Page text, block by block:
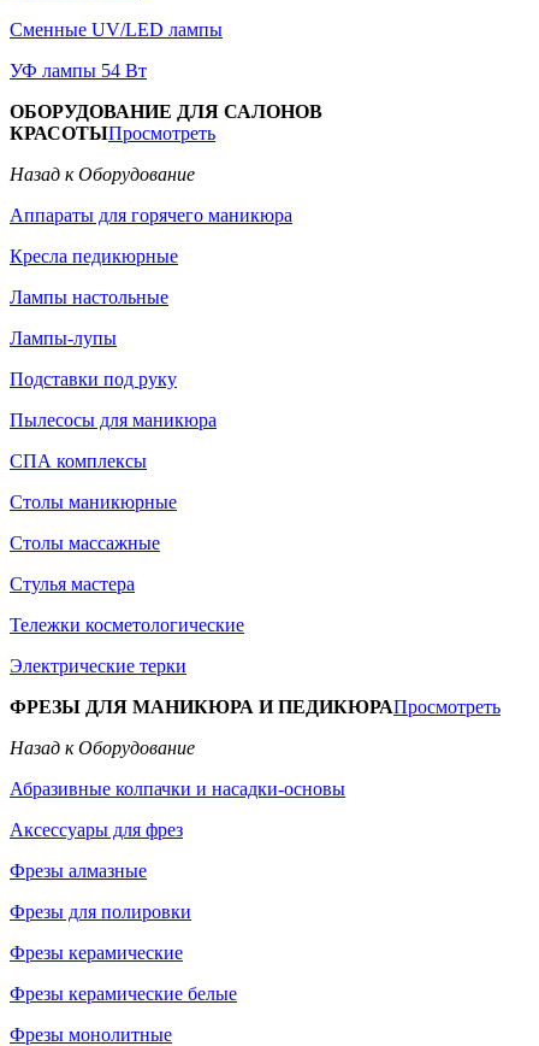
Сменные UV/LED лампы
УФ лампы 54 Вт
ОБОРУДОВАНИЕ ДЛЯ САЛОНОВ
КРАСОТЫПросмотреть
Назад к Оборудование
Аппараты для горячего маникюра
Кресла педикюрные
Лампы настольные
Лампы-лупы
Подставки под руку
Пылесосы для маникюра
СПА комплексы
Столы маникюрные
Столы массажные
Стулья мастера
Тележки косметологические
Электрические терки
ФРЕЗЫ ДЛЯ МАНИКЮРА И ПЕДИКЮРАПросмотреть
Назад к Оборудование
Абразивные колпачки и насадки-основы
Аксессуары для фрез
Фрезы алмазные
Фрезы для полировки
Фрезы керамические
Фрезы керамические белые
Фрезы монолитные